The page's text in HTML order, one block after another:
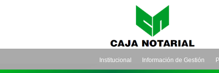
Institucional Información de Gestión